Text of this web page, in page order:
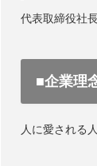
代表取締役
■企業理
人に愛され